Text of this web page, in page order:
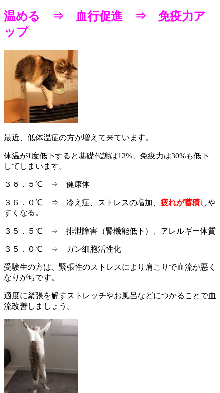
温める ⇒ 血行促進 ⇒ 免疫力ア
ップ
最近、低体温症の方が増えて来ています。
体温が1度低下すると基礎代謝は12%、免疫力は30%も低下
してしまいます。
３６．５℃ ⇒ 健康体
３６．０℃ ⇒ 冷え症、ストレスの増加、 疲れが蓄積しや
すくなる。
３５．５℃ ⇒ 排泄障害（腎機能低下）、アレルギー体質
３５．０℃ ⇒ ガン細胞活性化
受験生の方は、緊張性のストレスにより肩こりで血流が悪く
なりがちです。
適度に緊張を解すストレッチやお風呂などにつかることで血
流改善しましょう。